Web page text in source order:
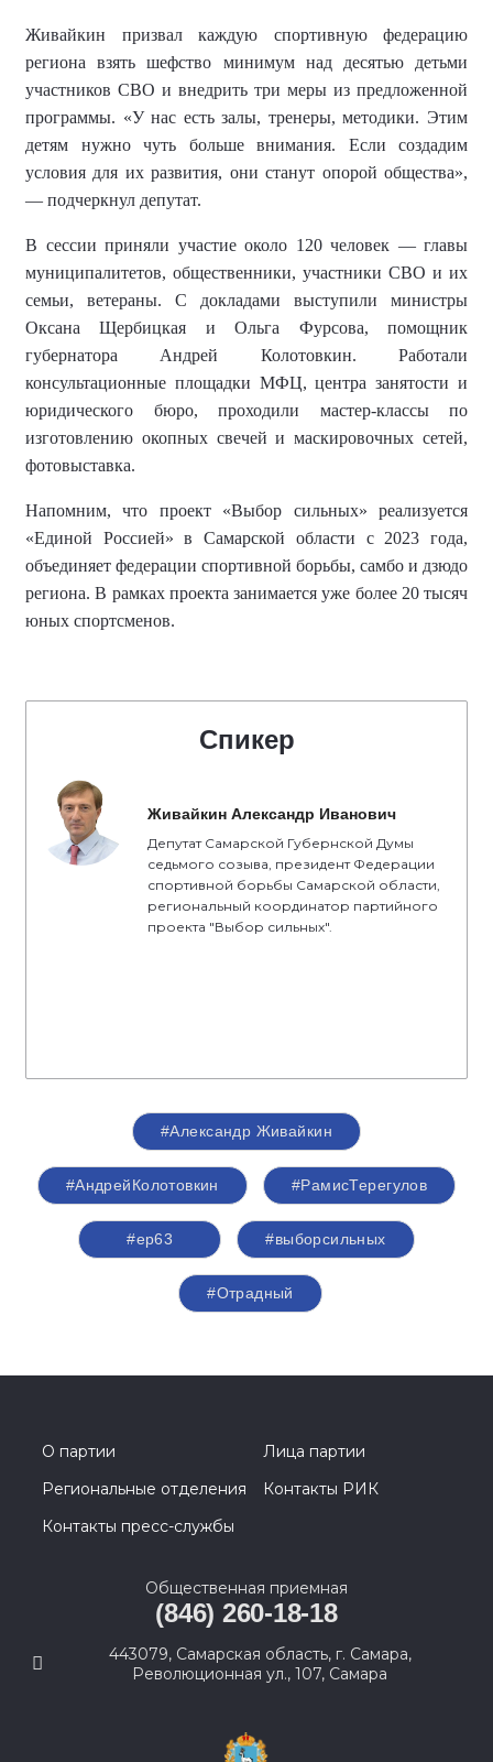
Живайкин призвал каждую спортивную федерацию
региона взять шефство минимум над десятью детьми
участников СВО и внедрить три меры из предложенной
программы. «У нас есть залы, тренеры, методики. Этим
детям нужно чуть больше внимания. Если создадим
условия для их развития, они станут опорой общества»,
— подчеркнул депутат.
В сессии приняли участие около 120 человек — главы
муниципалитетов, общественники, участники СВО и их
семьи, ветераны. С докладами выступили министры
Оксана Щербицкая и Ольга Фурсова, помощник
губернатора Андрей Колотовкин. Работали
консультационные площадки МФЦ, центра занятости и
юридического бюро, проходили мастер-классы по
изготовлению окопных свечей и маскировочных сетей,
фотовыставка.
Напомним, что проект «Выбор сильных» реализуется
«Единой Россией» в Самарской области с 2023 года,
объединяет федерации спортивной борьбы, самбо и дзюдо
региона. В рамках проекта занимается уже более 20 тысяч
юных спортсменов.
Спикер
Живайкин Александр Иванович
Депутат Самарской Губернской Думы
седьмого созыва, президент Федерации
спортивной борьбы Самарской области,
региональный координатор партийного
проекта "Выбор сильных".
#Александр Живайкин
#АндрейКолотовкин #РамисТерегулов
#ер63 #выборсильных
#Отрадный
О партии
Лица партии
Региональные отделения
Контакты РИК
Контакты пресс-службы
Общественная приемная
(846) 260-18-18
443079, Самарская область, г. Самара,
Революционная ул., 107, Самара